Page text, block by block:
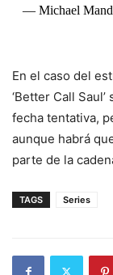
— Michael
En el caso del
‘Better Call
fecha tentativa,
aunque habrá
parte de la
TAGS Series